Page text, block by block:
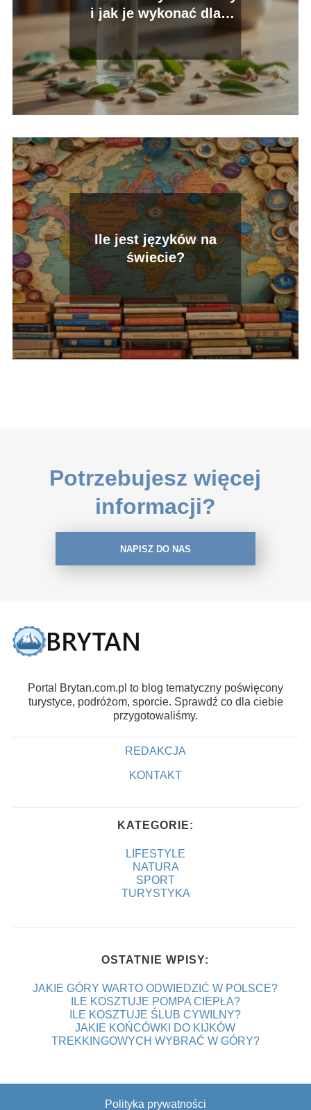
i jak je wykonać dla
zdrowia?
Ile jest języków na
świecie?
Potrzebujesz więcej
informacji?
NAPISZ DO NAS
Portal Brytan.com.pl to blog tematyczny poświęcony
turystyce, podróżom, sporcie. Sprawdź co dla ciebie
przygotowaliśmy.
REDAKCJA
KONTAKT
KATEGORIE:
LIFESTYLE
NATURA
SPORT
TURYSTYKA
OSTATNIE WPISY:
JAKIE GÓRY WARTO ODWIEDZIĆ W POLSCE?
ILE KOSZTUJE POMPA CIEPŁA?
ILE KOSZTUJE ŚLUB CYWILNY?
JAKIE KOŃCÓWKI DO KIJKÓW
TREKKINGOWYCH WYBRAĆ W GÓRY?
Polityka prywatności